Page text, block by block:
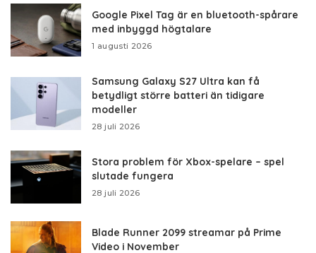
Google Pixel Tag är en bluetooth-spårare
med inbyggd högtalare
1 augusti 2026
Samsung Galaxy S27 Ultra kan få
betydligt större batteri än tidigare
modeller
28 juli 2026
Stora problem för Xbox-spelare – spel
slutade fungera
28 juli 2026
Blade Runner 2099 streamar på Prime
Video i November